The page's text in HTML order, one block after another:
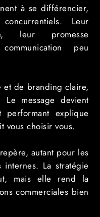
à se différencier,
Leur
leur promesse
peu
et de branding claire,
Le message devient
explique
vous choisir vous.
autant pour les
La stratégie
mais elle rend la
commerciales bien